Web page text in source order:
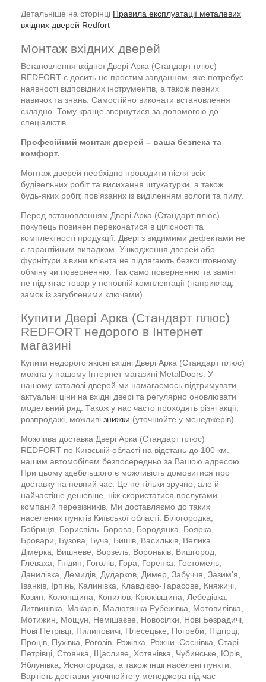
Детальніше на сторінці Правила експлуатації металевих
вхідних дверей Redfort
Монтаж вхідних дверей
Встановлення вхідної Двері Арка (Стандарт плюс)
REDFORT є досить не простим завданням, яке потребує
наявності відповідних інструментів, а також певних
навичок та знань. Самостійно виконати встановлення
складно. Тому краще звернутися за допомогою до
спеціалістів.
Професійний монтаж дверей – ваша безпека та
комфорт.
Монтаж дверей необхідно проводити після всіх
будівельних робіт та висихання штукатурки, а також
будь-яких робіт, пов'язаних із виділенням вологи та пилу.
Перед встановленням Двері Арка (Стандарт плюс)
покупець повинен переконатися в цілісності та
комплектності продукції. Двері з видимими дефектами не
є гарантійним випадком. Ушкодження дверей або
фурнітури з вини клієнта не підлягають безкоштовному
обміну чи поверненню. Так само поверненню та заміні
не підлягає товар у неповній комплектації (наприклад,
замок із загубленими ключами).
Купити Двері Арка (Стандарт плюс)
REDFORT недорого в Інтернет
магазині
Купити недорого якісні вхідні Двері Арка (Стандарт плюс)
можна у нашому Інтернет магазині MetalDoors. У
нашому каталозі дверей ми намагаємось підтримувати
актуальні ціни на вхідні двері та регулярно оновлювати
модельний ряд. Також у нас часто проходять різні акції,
розпродажі, можливі знижки (уточнюйте у менеджерів).
Можлива доставка Двері Арка (Стандарт плюс)
REDFORT по Київській області на відстань до 100 км.
нашим автомобілем безпосередньо за Вашою адресою.
При цьому здебільшого є можливість домовитися про
доставку на певний час. Це не тільки зручно, але й
найчастіше дешевше, ніж скористатися послугами
компаній перевізників. Ми доставляємо до таких
населених пунктів Київської області: Білогородка,
Бобриця, Бориспіль, Борова, Бородянка, Боярка,
Бровари, Бузова, Буча, Бишів, Васильків, Велика
Дімерка, Вишневе, Ворзель, Вороньків, Вишгород,
Глеваха, Гнідин, Гоголів, Гора, Горенка, Гостомель,
Данилівка, Демидів, Дударков, Димер, Забуччя, Зазим'я,
Іванків, Ірпінь, Калинівка, Клавдієво-Тарасове, Княжичі,
Козин, Колонщина, Копилов, Крюківщина, Лебедівка,
Литвинівка, Макарів, Малютянка Рубежівка, Мотовилівка,
Мотижин, Мощун, Немішаєве, Новосілки, Нові Безрадичі,
Нові Петрівці, Пилиповичі, Плесецьке, Погреби, Підгірці,
Проців, Пухівка, Рогозів, Рожівка, Рожни, Соснівка, Старі
Петрівці, Стоянка, Щасливе, Хотянівка, Чубинське, Юрів,
Яблунівка, Ясногородка, а також інші населені пункти.
Вартість доставки уточнюйте у менеджера під час